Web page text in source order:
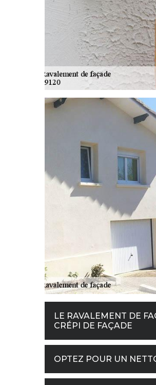
LE RAVALEMENT DE
CRÉPI DE FAÇADE
OPTEZ POUR UN